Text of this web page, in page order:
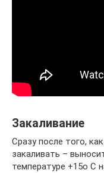
Закаливание
Сразу после того,
закаливать –
температуре +15о С